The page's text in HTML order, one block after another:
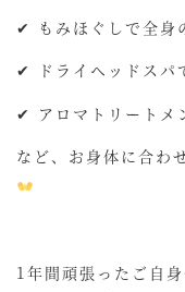
✔ もみほぐしで全身
✔ ドライヘッドスパ
✔ アロマトリートメ
など、お身体に合わ
1年間頑張ったご自